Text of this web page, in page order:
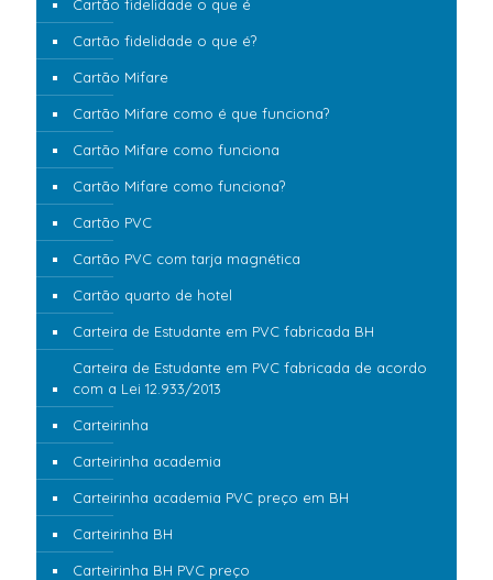
Cartão fidelidade o que é
Cartão fidelidade o que é?
Cartão Mifare
Cartão Mifare como é que funciona?
Cartão Mifare como funciona
Cartão Mifare como funciona?
Cartão PVC
Cartão PVC com tarja magnética
Cartão quarto de hotel
Carteira de Estudante em PVC fabricada BH
Carteira de Estudante em PVC fabricada de acordo
com a Lei 12.933/2013
Carteirinha
Carteirinha academia
Carteirinha academia PVC preço em BH
Carteirinha BH
Carteirinha BH PVC preço